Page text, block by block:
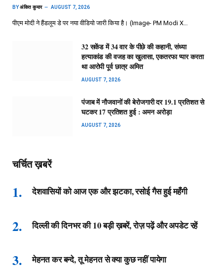
BYअंकित कुमार AUGUST 7, 2026
पीएम मोदी ने हैंडलूम डे पर नया वीडियो जारी किया है। (Image- PM Modi X…
32 सकेंड में 34 वार के पीछे की कहानी, संध्या
हत्याकांड की वजह का खुलासा, एकतरफा प्यार करता
था आरोपी पूर्व छात्र अमित
AUGUST 7, 2026
पंजाब में नौजवानों की बेरोजगारी दर 19.1 प्रतिशत से
घटकर 17 प्रतिशत हुई : अमन अरोड़ा
AUGUST 7, 2026
चर्चित ख़बरें
देशवासियों को आज एक और झटका, रसोई गैस हुई महँगी
दिल्ली की दिनभर की 10 बड़ी ख़बरें, रोज़ पढ़ें और अपडेट रहें
मेहनत कर बन्दे, तू मेहनत से क्या कुछ नहीं पायेगा